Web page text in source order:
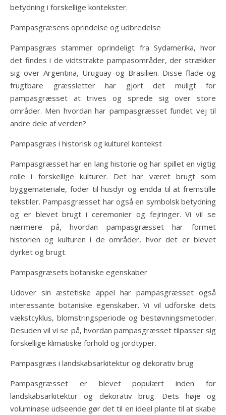
betydning i forskellige kontekster.
Pampasgræsens oprindelse og udbredelse
Pampasgræs stammer oprindeligt fra Sydamerika, hvor
det findes i de vidtstrakte pampasområder, der strækker
sig over Argentina, Uruguay og Brasilien. Disse flade og
frugtbare græssletter har gjort det muligt for
pampasgræsset at trives og sprede sig over store
områder. Men hvordan har pampasgræsset fundet vej til
andre dele af verden?
Pampasgræs i historisk og kulturel kontekst
Pampasgræsset har en lang historie og har spillet en vigtig
rolle i forskellige kulturer. Det har været brugt som
byggemateriale, foder til husdyr og endda til at fremstille
tekstiler. Pampasgræsset har også en symbolsk betydning
og er blevet brugt i ceremonier og fejringer. Vi vil se
nærmere på, hvordan pampasgræsset har formet
historien og kulturen i de områder, hvor det er blevet
dyrket og brugt.
Pampasgræsets botaniske egenskaber
Udover sin æstetiske appel har pampasgræsset også
interessante botaniske egenskaber. Vi vil udforske dets
vækstcyklus, blomstringsperiode og bestøvningsmetoder.
Desuden vil vi se på, hvordan pampasgræsset tilpasser sig
forskellige klimatiske forhold og jordtyper.
Pampasgræs i landskabsarkitektur og dekorativ brug
Pampasgræsset er blevet populært inden for
landskabsarkitektur og dekorativ brug. Dets høje og
voluminøse udseende gør det til en ideel plante til at skabe